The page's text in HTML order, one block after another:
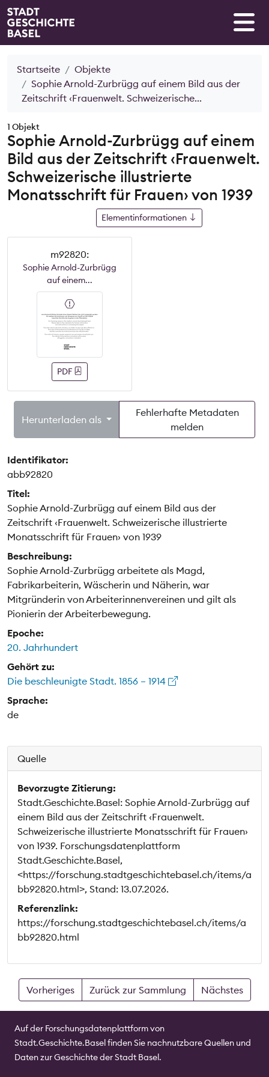
Startseite
Objekte
Sophie Arnold-Zurbrügg auf einem Bild aus der
Zeitschrift ‹Frauenwelt. Schweizerische...
1 Objekt
Sophie Arnold-Zurbrügg auf einem
Bild aus der Zeitschrift ‹Frauenwelt.
Schweizerische illustrierte
Monatsschrift für Frauen› von 1939
Elementinformationen
m92820:
Sophie Arnold-Zurbrügg
auf einem...
PDF
Herunterladen als
Fehlerhafte Metadaten
melden
Identifikator:
abb92820
Titel:
Sophie Arnold-Zurbrügg auf einem Bild aus der
Zeitschrift ‹Frauenwelt. Schweizerische illustrierte
Monatsschrift für Frauen› von 1939
Beschreibung:
Sophie Arnold-Zurbrügg arbeitete als Magd,
Fabrikarbeiterin, Wäscherin und Näherin, war
Mitgründerin von Arbeiterinnenvereinen und gilt als
Pionierin der Arbeiterbewegung.
Epoche:
20. Jahrhundert
Gehört zu:
Die beschleunigte Stadt. 1856 – 1914
Sprache:
de
Quelle
Bevorzugte Zitierung:
Stadt.Geschichte.Basel: Sophie Arnold-Zurbrügg auf
einem Bild aus der Zeitschrift ‹Frauenwelt.
Schweizerische illustrierte Monatsschrift für Frauen›
von 1939. Forschungsdatenplattform
Stadt.Geschichte.Basel,
<https://forschung.stadtgeschichtebasel.ch/items/a
bb92820.html>, Stand: 13.07.2026.
Referenzlink:
https://forschung.stadtgeschichtebasel.ch/items/a
bb92820.html
Vorheriges Zurück zur Sammlung Nächstes
Auf der Forschungsdatenplattform von
Stadt.Geschichte.Basel finden Sie nachnutzbare Quellen und
Daten zur Geschichte der Stadt Basel.